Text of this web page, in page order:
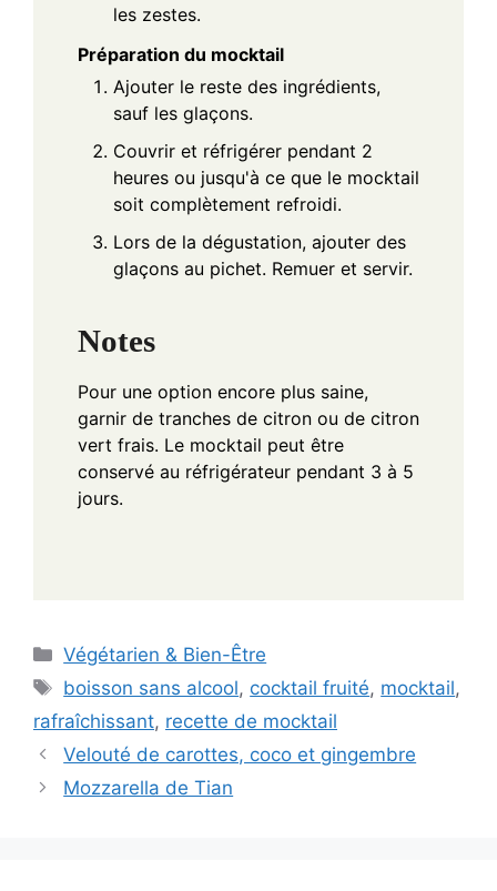
les zestes.
Préparation du mocktail
Ajouter le reste des ingrédients,
sauf les glaçons.
Couvrir et réfrigérer pendant 2
heures ou jusqu'à ce que le mocktail
soit complètement refroidi.
Lors de la dégustation, ajouter des
glaçons au pichet. Remuer et servir.
Notes
Pour une option encore plus saine,
garnir de tranches de citron ou de citron
vert frais. Le mocktail peut être
conservé au réfrigérateur pendant 3 à 5
jours.
Categories
Végétarien & Bien-Être
Tags
boisson sans alcool, cocktail fruité, mocktail,
rafraîchissant, recette de mocktail
Velouté de carottes, coco et gingembre
Mozzarella de Tian